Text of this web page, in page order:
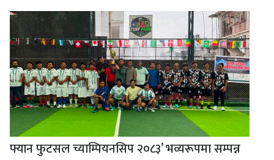
फ्यान फुटसल च्याम्पियनसिप २०८३’ भव्यरूपमा सम्पन्न